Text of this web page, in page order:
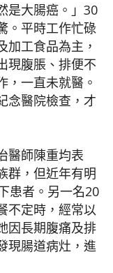
是大腸癌。」30
。平時工作忙碌
加工食品為主，
現腹脹、排便不
，一直未就醫。
念醫院檢查，才
醫師陳重均表
群，但近年有明
患者。另一名20
不定時，經常以
因長期腹痛及排
現腸道病灶，進